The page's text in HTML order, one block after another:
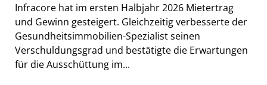
Infracore hat im ersten Halbjahr 2026 Mietertrag
und Gewinn gesteigert. Gleichzeitig verbesserte der
Gesundheitsimmobilien-Spezialist seinen
Verschuldungsgrad und bestätigte die Erwartungen
für die Ausschüttung im...